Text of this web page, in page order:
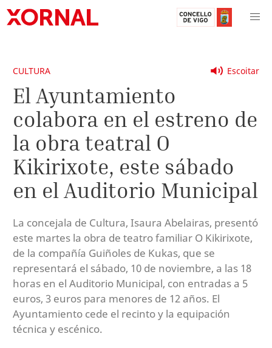
Escoitar
CULTURA
El Ayuntamiento
colabora en el estreno de
la obra teatral O
Kikirixote, este sábado
en el Auditorio Municipal
La concejala de Cultura, Isaura Abelairas, presentó
este martes la obra de teatro familiar O Kikirixote,
de la compañía Guiñoles de Kukas, que se
representará el sábado, 10 de noviembre, a las 18
horas en el Auditorio Municipal, con entradas a 5
euros, 3 euros para menores de 12 años. El
Ayuntamiento cede el recinto y la equipación
técnica y escénico.